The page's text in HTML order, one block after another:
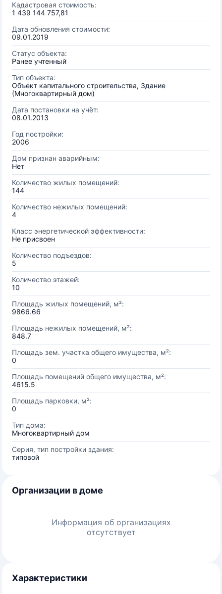
Кадастровая стоимость:
1 439 144 757,81
Дата обновления стоимости:
09.01.2019
Статус объекта:
Ранее учтенный
Тип объекта:
Объект капитального строительства, Здание
(Многоквартирный дом)
Дата постановки на учёт:
08.01.2013
Год постройки:
2006
Дом признан аварийным:
Нет
Количество жилых помещений:
144
Количество нежилых помещений:
4
Класс энергетической эффективности:
Не присвоен
Количество подъездов:
5
Количество этажей:
10
Площадь жилых помещений, м²:
9866.66
Площадь нежилых помещений, м²:
848.7
Площадь зем. участка общего имущества, м²:
0
Площадь помещений общего имущества, м²:
4615.5
Площадь парковки, м²:
0
Тип дома:
Многоквартирный дом
Серия, тип постройки здания:
типовой
Организации в доме
Информация об организациях
отсутствует
Характеристики